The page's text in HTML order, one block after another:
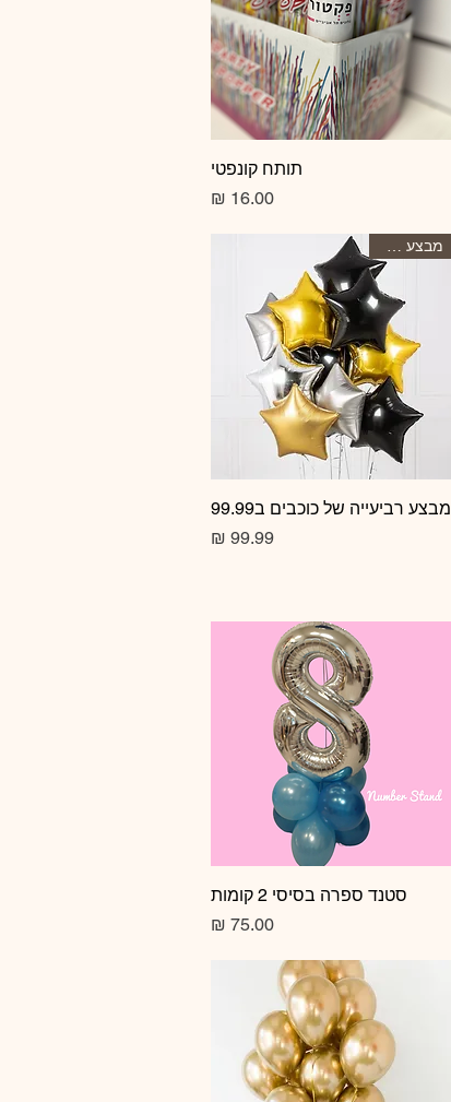
תצוגה מהירהתותח קונפטי
מחיר
תצוגה מהירה
מבצע רביעייה של כוכבים ב99.99
מחיר
תצוגה מהירה
סטנד ספרה בסיסי 2 קומות
מחיר